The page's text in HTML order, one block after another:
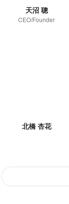
天沼 聰
CEO/Founder
北橋 杏花